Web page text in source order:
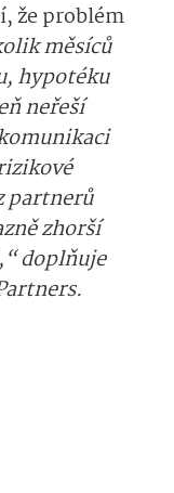
že problém
měsíců
hypotéku
neřeší
partnerů
zhorší
doplňuje